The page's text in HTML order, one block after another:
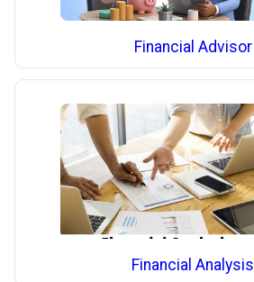
Financial Advisor
Financial Analysis